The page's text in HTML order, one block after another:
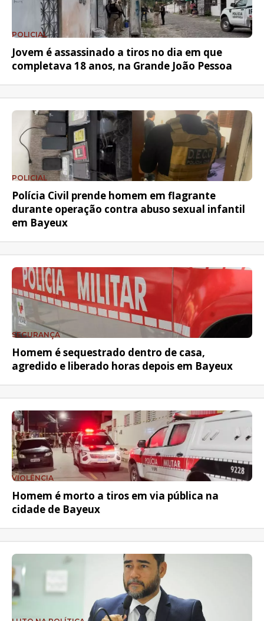
POLICIAL
Jovem é assassinado a tiros no dia em que
completava 18 anos, na Grande João Pessoa
POLICIAL
Polícia Civil prende homem em flagrante
durante operação contra abuso sexual infantil
em Bayeux
SEGURANÇA
Homem é sequestrado dentro de casa,
agredido e liberado horas depois em Bayeux
VIOLÊNCIA
Homem é morto a tiros em via pública na
cidade de Bayeux